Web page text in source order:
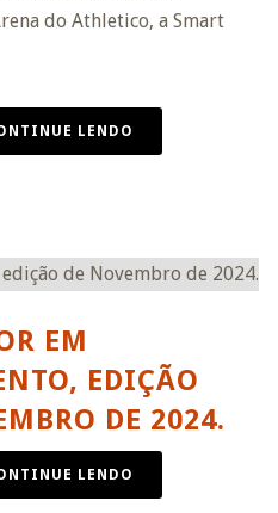
do Athletico, a Smart
LENDO
EM
EDIÇÃO
DE 2024.
LENDO